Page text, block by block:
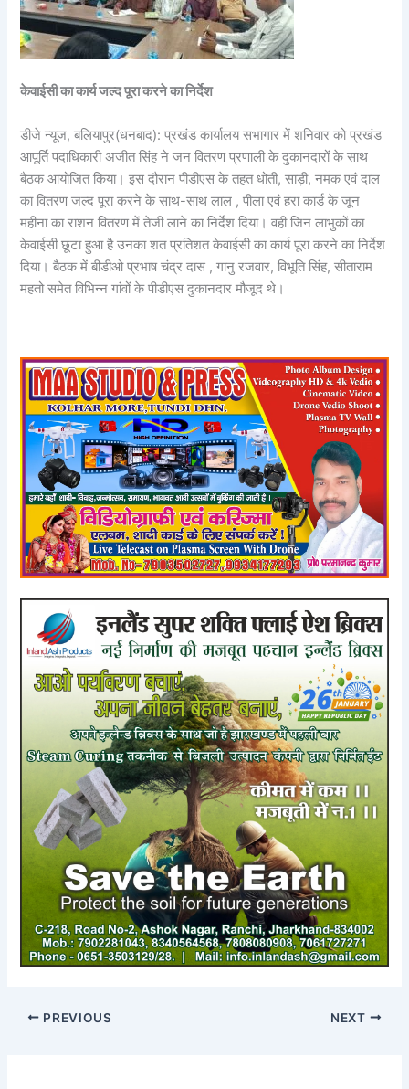
केवाईसी का कार्य जल्द पूरा करने का निर्देश
डीजे न्यूज, बलियापुर(धनबाद): प्रखंड कार्यालय सभागार में शनिवार को प्रखंड
आपूर्ति पदाधिकारी अजीत सिंह ने जन वितरण प्रणाली के दुकानदारों के साथ
बैठक आयोजित किया। इस दौरान पीडीएस के तहत धोती, साड़ी, नमक एवं दाल
का वितरण जल्द पूरा करने के साथ-साथ लाल , पीला एवं हरा कार्ड के जून
महीना का राशन वितरण में तेजी लाने का निर्देश दिया। वही जिन लाभुकों का
केवाईसी छूटा हुआ है उनका शत प्रतिशत केवाईसी का कार्य पूरा करने का निर्देश
दिया। बैठक में बीडीओ प्रभाष चंद्र दास , गानु रजवार, विभूति सिंह, सीताराम
महतो समेत विभिन्न गांवों के पीडीएस दुकानदार मौजूद थे।
PREVIOUS NEXT